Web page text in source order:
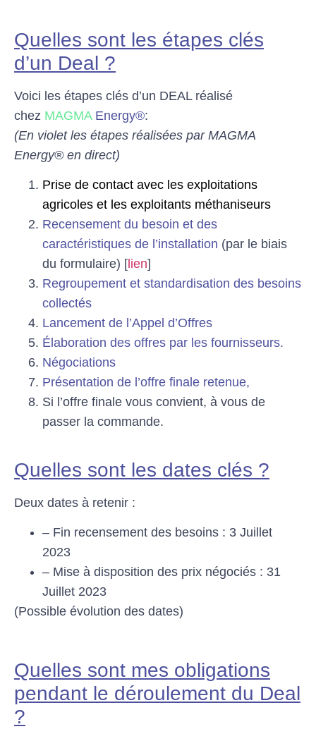
Quelles sont les étapes clés
d’un Deal ?
Voici les étapes clés d’un DEAL réalisé
chez MAGMA Energy®:
(En violet les étapes réalisées par MAGMA
Energy® en direct)
Prise de contact avec les exploitations
agricoles et les exploitants méthaniseurs
Recensement du besoin et des
caractéristiques de l’installation (par le biais
du formulaire) [ lien]
Regroupement et standardisation des besoins
collectés
Lancement de l’Appel d’Offres
Élaboration des offres par les fournisseurs.
Négociations
Présentation de l’offre finale retenue,
Si l’offre finale vous convient, à vous de
passer la commande.
Quelles sont les dates clés ?
Deux dates à retenir :
– Fin recensement des besoins : 3 Juillet
2023
– Mise à disposition des prix négociés : 31
Juillet 2023
(Possible évolution des dates)
Quelles sont mes obligations
pendant le déroulement du Deal
?